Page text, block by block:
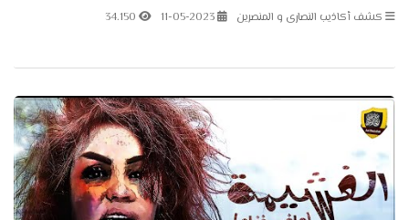
فودافون...
كشف أكاذيب النصارى و المنصرين 11-05-2023
34.150